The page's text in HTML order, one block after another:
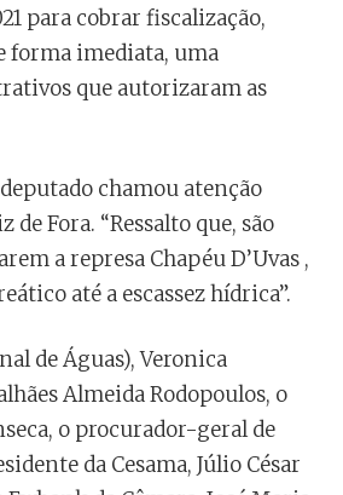
para cobrar fiscalização,
forma imediata, uma
que autorizaram as
chamou atenção
Fora. “Ressalto que, são
a represa Chapéu D’Uvas ,
até a escassez hídrica”.
de Águas), Veronica
Almeida Rodopoulos, o
o procurador-geral de
da Cesama, Júlio César